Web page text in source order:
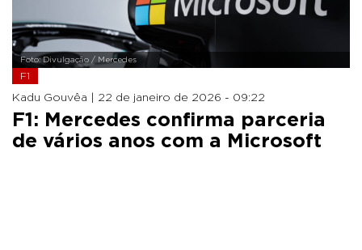
Foto: Divulgação / Mercedes
F1
Kadu Gouvêa | 22 de janeiro de 2026 - 09:22
F1: Mercedes confirma parceria
de vários anos com a Microsoft